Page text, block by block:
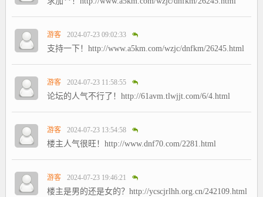
游客 2024-07-23 09:02:33
支持一下！http://www.a5km.com/wzjc/dnfkm/26245.html
游客 2024-07-23 11:58:55
论坛的人气不行了！http://61avm.tlwjjt.com/6/4.html
游客 2024-07-23 13:54:58
楼主人气很旺！http://www.dnf70.com/2281.html
游客 2024-07-23 19:46:21
楼主是男的还是女的？http://ycscjrlhh.org.cn/242109.html